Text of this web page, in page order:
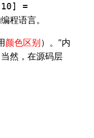
=
程语言。
颜色区别 ）。”内
然，在源码层